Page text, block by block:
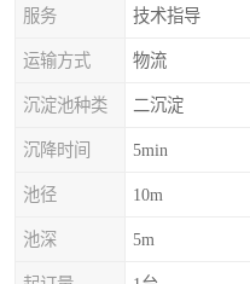
服务 技术指导
运输方式 物流
沉淀池种类 二沉淀
沉降时间 5min
池径 10m
池深 5m